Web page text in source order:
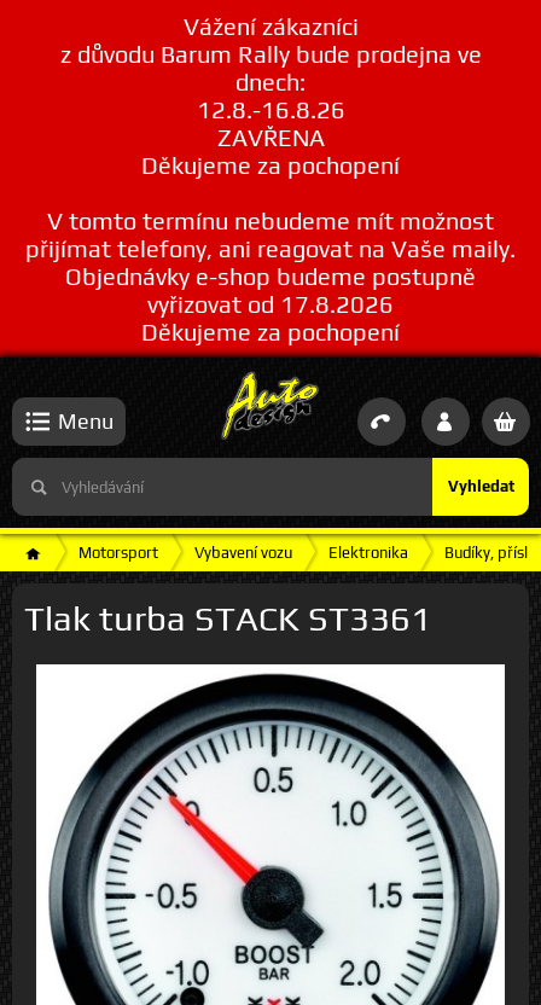
Vážení zákazníci
z důvodu Barum Rally bude prodejna ve
dnech:
12.8.-16.8.26
ZAVŘENA
Děkujeme za pochopení
V tomto termínu nebudeme mít možnost
přijímat telefony, ani reagovat na Vaše maily.
Objednávky e-shop budeme postupně
vyřizovat od 17.8.2026
Děkujeme za pochopení
Vyhledat
Menu
Motorsport Vybavení vozu Elektronika Budíky,
Tlak turba STACK ST3361